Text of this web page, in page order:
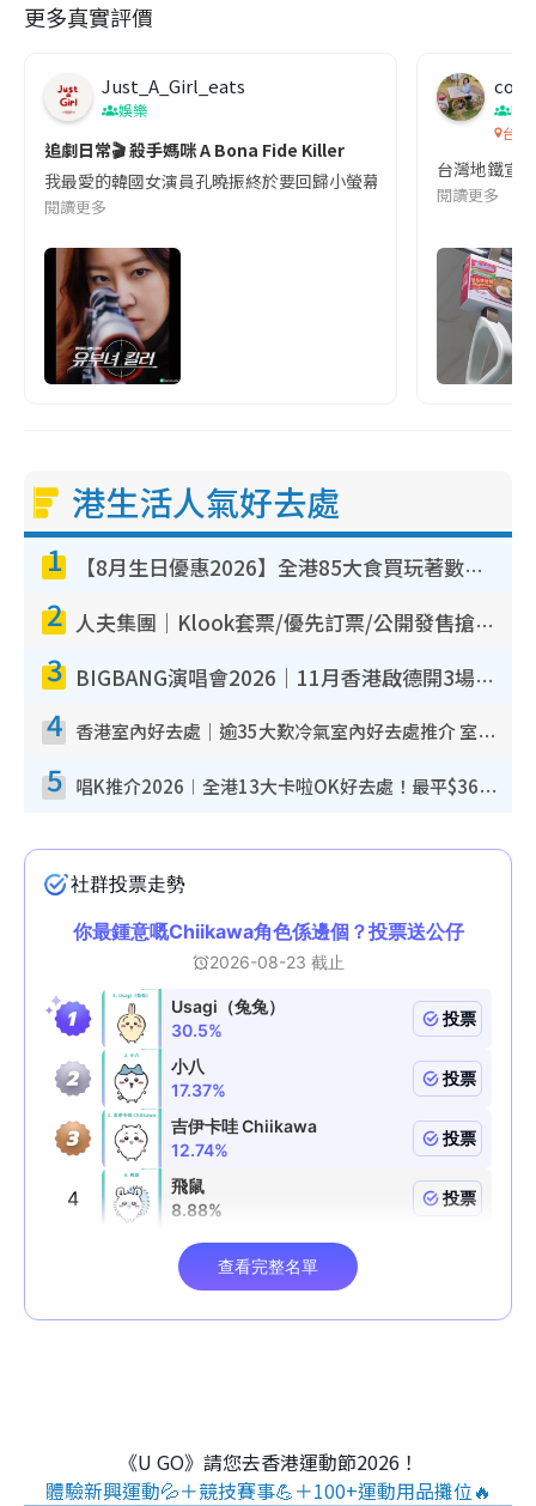
更多真實評價
Just_A_Girl_eats
娛樂
追劇日常🎬 殺手媽咪 A Bona Fide Killer
我最愛的韓國女演員孔曉振終於要回歸小螢幕啦!這次的劇本改編
閱讀更多
co
吹
台灣
台灣地鐵宣
閱讀更多
港生活人氣好去處
1 【8月生日優惠2026】全港85大食買玩著數攻略 自助餐/火鍋放題同行免費＋誠品/DONKI送現金券
2 人夫集團｜Klook套票/優先訂票/公開發售搶飛攻略！附票價.購票連結.場地座位表
3 BIGBANG演唱會2026｜11月香港啟德開3場！實名制VIP申請、優先購票攻略
4 香港室內好去處｜逾35大歎冷氣室內好去處推介 室內活動免費避雨無懼落雨
5 唱K推介2026︱全港13大卡啦OK好去處！最平$36起 日文K都有！(附地址+收費詳情)
《U GO》請您去香港運動節2026！
體驗新興運動💦＋競技賽事💪＋100+運動用品攤位🔥